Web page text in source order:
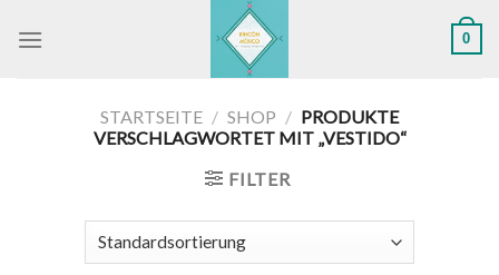
0
STARTSEITE / SHOP / PRODUKTE
VERSCHLAGWORTET MIT „VESTIDO“
FILTER